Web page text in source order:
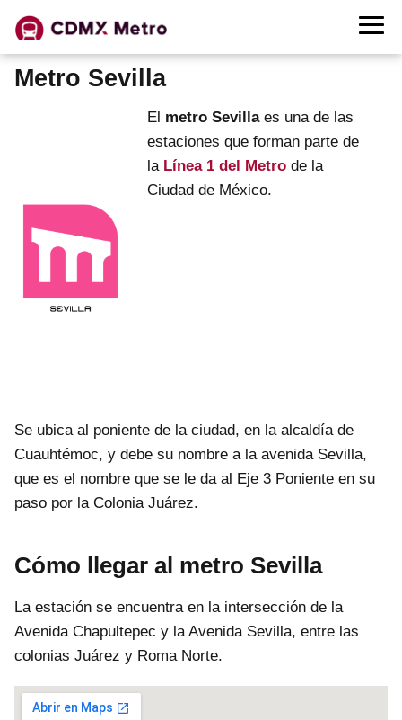
Metro Sevilla
El metro Sevillaes una de las
estaciones que forman parte de
la Línea 1 del Metro de la
Ciudad de México.
Se ubica al poniente de la ciudad, en la alcaldía de
Cuauhtémoc, y debe su nombre a la avenida Sevilla,
que es el nombre que se le da al Eje 3 Poniente en su
paso por la Colonia Juárez.
Cómo llegar al metro Sevilla
La estación se encuentra en la intersección de la
Avenida Chapultepec y la Avenida Sevilla, entre las
colonias Juárez y Roma Norte.